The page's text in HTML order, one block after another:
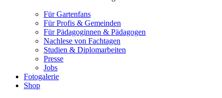
Für Gartenfans
Für Profis & Gemeinden
Für Pädagoginnen & Pädagogen
Nachlese von Fachtagen
Studien & Diplomarbeiten
Presse
Jobs
Fotogalerie
Shop